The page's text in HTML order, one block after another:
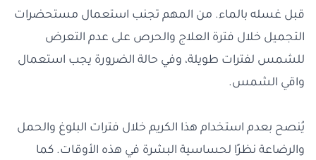
قبل غسله بالماء. من المهم تجنب استعمال مستحضرات
التجميل خلال فترة العلاج والحرص على عدم التعرض
للشمس لفترات طويلة، وفي حالة الضرورة يجب استعمال
واقي الشمس.
يُنصح بعدم استخدام هذا الكريم خلال فترات البلوغ والحمل
والرضاعة نظرًا لحساسية البشرة في هذه الأوقات. كما